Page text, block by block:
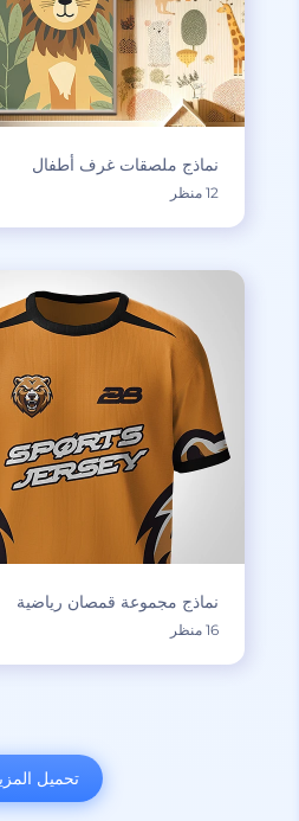
نماذج ملصقات غرف أطفال
12 منظر
نماذج مجموعة قمصان رياضية
16 منظر
تحميل